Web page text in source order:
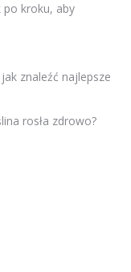
po kroku, aby
znaleźć najlepsze
rosła zdrowo?